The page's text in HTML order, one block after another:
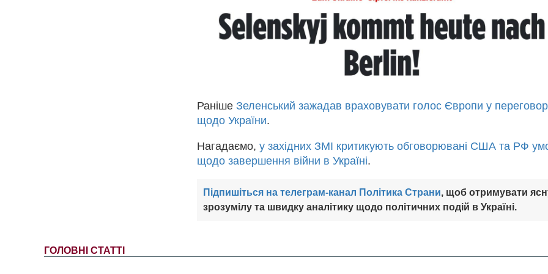
Раніше Зеленський зажадав враховувати голос Європи у
щодо України.
Нагадаємо, у західних ЗМІ критикують обговорювані США та РФ
щодо завершення війни в Україні.
Підпишіться на телеграм-канал Політика Страни, щоб отримувати
зрозумілу та швидку аналітику щодо політичних подій в Україні.
ГОЛОВНІ СТАТТІ